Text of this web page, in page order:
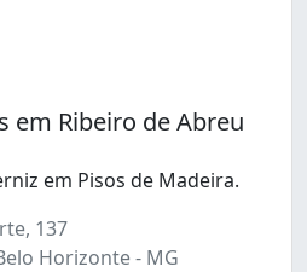
em Ribeiro de Abreu
em Pisos de Madeira.
137
Horizonte - MG